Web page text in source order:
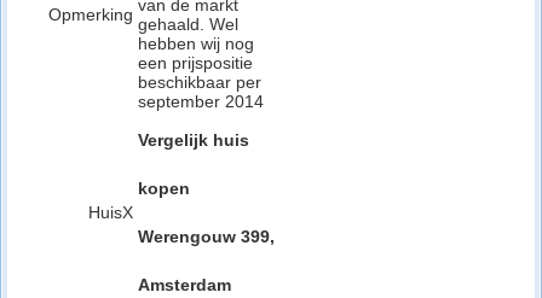
Opmerking van de markt
gehaald. Wel
hebben wij nog
een prijspositie
beschikbaar per
september 2014
HuisX
Vergelijk huis
kopen
Werengouw 399,
Amsterdam